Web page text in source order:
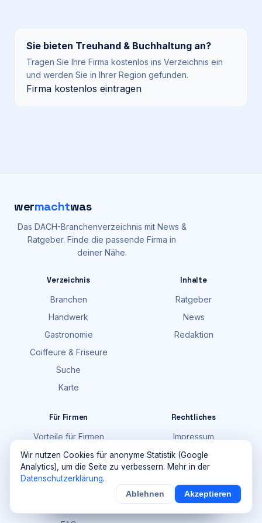
Sie bieten Treuhand & Buchhaltung an?
Tragen Sie Ihre Firma kostenlos ins Verzeichnis ein
und werden Sie in Ihrer Region gefunden.
Firma kostenlos eintragen
wermachtwas
Das DACH-Branchenverzeichnis mit News &
Ratgeber. Finde die passende Firma in
deiner Nähe.
Verzeichnis
Branchen
Handwerk
Gastronomie
Coiffeure & Friseure
Suche
Karte
Inhalte
Ratgeber
News
Redaktion
Für Firmen
Vorteile für Firmen
Preise
Werbung schalten
Rechtliches
Impressum
Datenschutz
Details Sichern ×
Wir nutzen Cookies für anonyme Statistik (Google
Analytics), um die Seite zu verbessern. Mehr in der
Datenschutzerklärung.
Ablehnen Akzeptieren